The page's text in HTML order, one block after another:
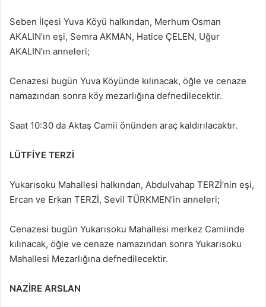
Seben İlçesi Yuva Köyü halkından, Merhum Osman
AKALIN’ın eşi, Semra AKMAN, Hatice ÇELEN, Uğur
AKALIN’ın anneleri;
Cenazesi bugün Yuva Köyünde kılınacak, öğle ve cenaze
namazından sonra köy mezarlığına defnedilecektir.
Saat 10:30 da Aktaş Camii önünden araç kaldırılacaktır.
LÜTFİYE TERZİ
Yukarısoku Mahallesi halkından, Abdulvahap TERZİ’nin eşi,
Ercan ve Erkan TERZİ, Sevil TÜRKMEN’in anneleri;
Cenazesi bugün Yukarısoku Mahallesi merkez Camiinde
kılınacak, öğle ve cenaze namazından sonra Yukarısoku
Mahallesi Mezarlığına defnedilecektir.
NAZİRE ARSLAN